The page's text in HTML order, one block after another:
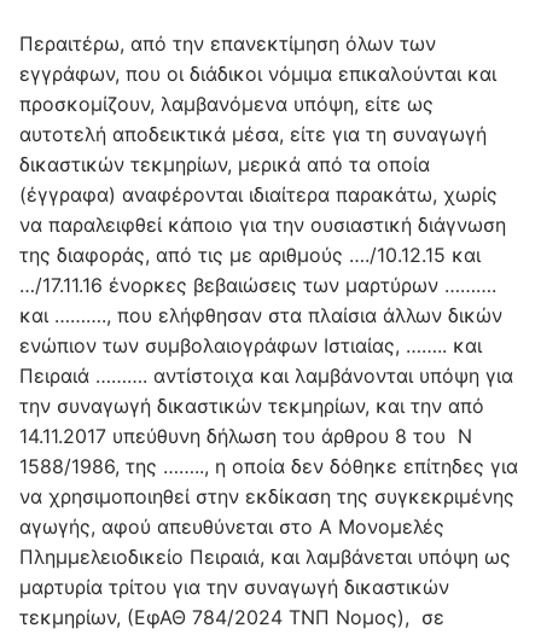
Περαιτέρω, από την επανεκτίμηση όλων των
εγγράφων, που οι διάδικοι νόμιμα επικαλούνται και
προσκομίζουν, λαμβανόμενα υπόψη, είτε ως
αυτοτελή αποδεικτικά μέσα, είτε για τη συναγωγή
δικαστικών τεκμηρίων, μερικά από τα οποία
(έγγραφα) αναφέρονται ιδιαίτερα παρακάτω, χωρίς
να παραλειφθεί κάποιο για την ουσιαστική διάγνωση
της διαφοράς, από τις με αριθμούς …./10.12.15 και
…/17.11.16 ένορκες βεβαιώσεις των μαρτύρων ……….
και ………., που ελήφθησαν στα πλαίσια άλλων δικών
ενώπιον των συμβολαιογράφων Ιστιαίας, …….. και
Πειραιά ………. αντίστοιχα και λαμβάνονται υπόψη για
την συναγωγή δικαστικών τεκμηρίων, και την από
14.11.2017 υπεύθυνη δήλωση του άρθρου 8 του Ν
1588/1986, της …….., η οποία δεν δόθηκε επίτηδες για
να χρησιμοποιηθεί στην εκδίκαση της συγκεκριμένης
αγωγής, αφού απευθύνεται στο Α Μονομελές
Πλημμελειοδικείο Πειραιά, και λαμβάνεται υπόψη ως
μαρτυρία τρίτου για την συναγωγή δικαστικών
τεκμηρίων, (ΕφΑΘ 784/2024 ΤΝΠ Νομος), σε